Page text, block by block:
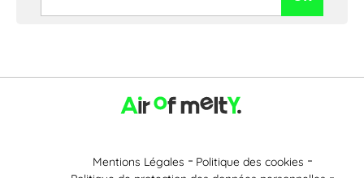
Mentions Légales
Politique des cookies